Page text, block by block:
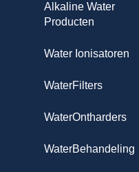
Alkaline Water
Producten
Water Ionisatoren
WaterFilters
WaterOntharders
WaterBehandeling